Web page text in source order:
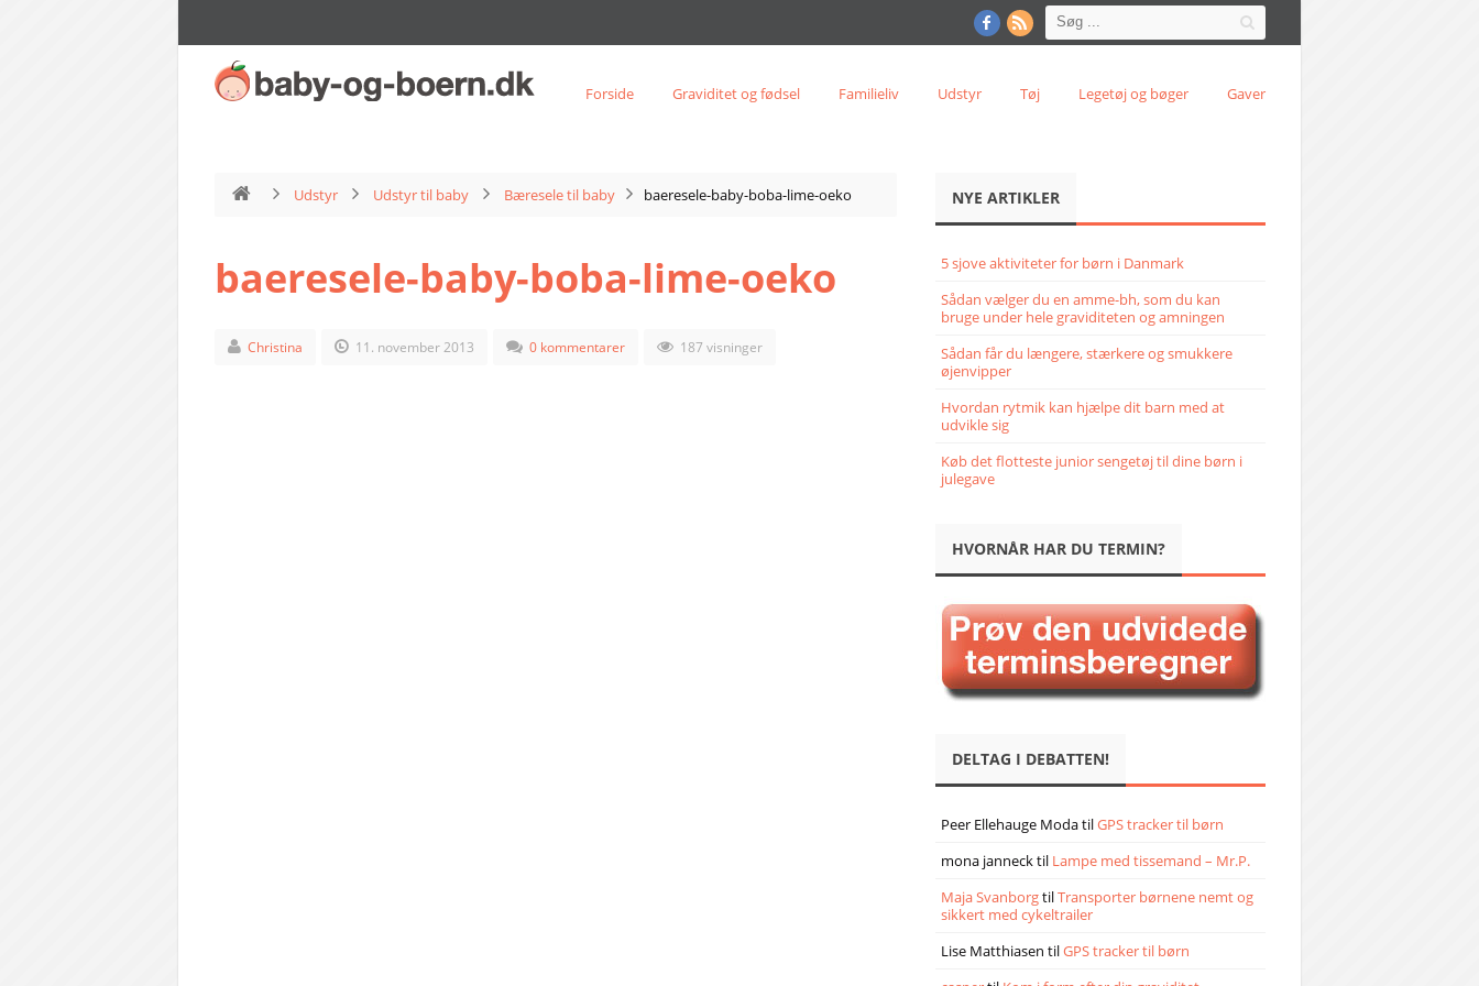
Forside Graviditet og fødsel Familieliv Udstyr Tøj Legetøj og bøger Gaver
Udstyr Udstyr til baby Bæresele til baby baeresele-baby-boba-lime-oeko
baeresele-baby-boba-lime-oeko
Christina 11. november 2013 0 kommentarer 187 visninger
NYE ARTIKLER
5 sjove aktiviteter for børn i Danmark
Sådan vælger du en amme-bh, som du kan
bruge under hele graviditeten og amningen
Sådan får du længere, stærkere og smukkere
øjenvipper
Hvordan rytmik kan hjælpe dit barn med at
udvikle sig
Køb det flotteste junior sengetøj til dine børn i
julegave
HVORNÅR HAR DU TERMIN?
DELTAG I DEBATTEN!
Peer Ellehauge ModatilGPS tracker til børn
mona jannecktil Lampe med tissemand – Mr.P.
Maja SvanborgtilTransporter børnene nemt og
sikkert med cykeltrailer
Lise Matthiasen tilGPS tracker til børn